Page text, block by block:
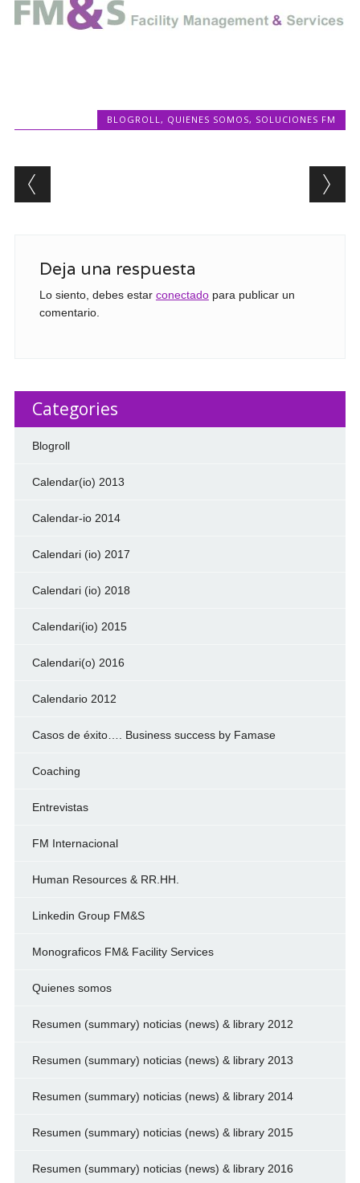
BLOGROLL , QUIENES SOMOS, SOLUCIONES FM
Post navigation
Deja una respuesta
Lo siento, debes estar conectadopara publicar un
comentario.
Categories
Blogroll
Calendar(io) 2013
Calendar-io 2014
Calendari (io) 2017
Calendari (io) 2018
Calendari(io) 2015
Calendari(o) 2016
Calendario 2012
Casos de éxito…. Business success by Famase
Coaching
Entrevistas
FM Internacional
Human Resources & RR.HH.
Linkedin Group FM&S
Monograficos FM& Facility Services
Quienes somos
Resumen (summary) noticias (news) & library 2012
Resumen (summary) noticias (news) & library 2013
Resumen (summary) noticias (news) & library 2014
Resumen (summary) noticias (news) & library 2015
Resumen (summary) noticias (news) & library 2016